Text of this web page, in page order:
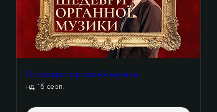
Шедеври органної музики
нд, 16 серп.